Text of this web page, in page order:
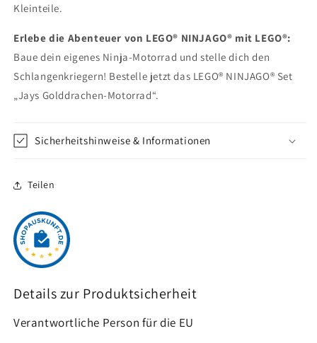
Kleinteile.
Erlebe die Abenteuer von LEGO® NINJAGO® mit LEGO®:
Baue dein eigenes Ninja-Motorrad und stelle dich den
Schlangenkriegern! Bestelle jetzt das LEGO® NINJAGO® Set
„Jays Golddrachen-Motorrad“.
Sicherheitshinweise & Informationen
Teilen
Details zur Produktsicherheit
Verantwortliche Person für die EU